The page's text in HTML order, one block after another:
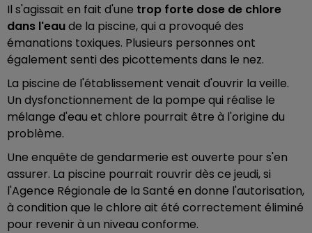
Il s'agissait en fait d'une trop forte dose de chlore
dans l'eaude la piscine, qui a provoqué des
émanations toxiques. Plusieurs personnes ont
également senti des picottements dans le nez.
La piscine de l'établissement venait d'ouvrir la veille.
Un dysfonctionnement de la pompe qui réalise le
mélange d'eau et chlore pourrait être à l'origine du
problème.
Une enquête de gendarmerie est ouverte pour s'en
assurer. La piscine pourrait rouvrir dès ce jeudi, si
l'Agence Régionale de la Santé en donne l'autorisation,
à condition que le chlore ait été correctement éliminé
pour revenir à un niveau conforme.